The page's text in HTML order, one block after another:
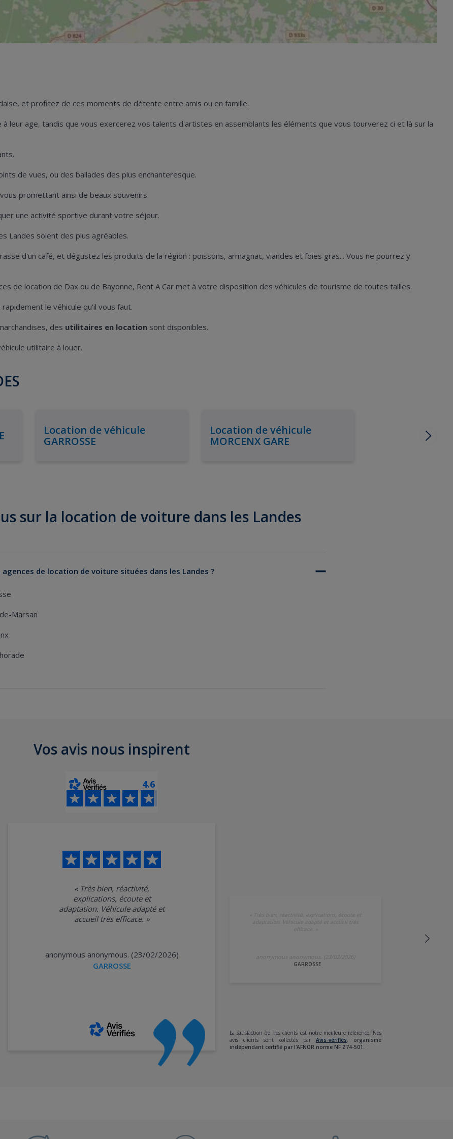
et profitez de ces moments de détente entre amis ou en famille.
leur age, tandis que vous exercerez vos talents d'artistes en assemblants les éléments que vous tourverez ci et là sur la
de vues, ou des ballades des plus enchanteresque.
promettant ainsi de beaux souvenirs.
une activité sportive durant votre séjour.
Landes soient des plus agréables.
d'un café, et dégustez les produits de la région : poissons, armagnac, viandes et foies gras... Vous ne pourrez y
de location de Dax ou de Bayonne, Rent A Car met à votre disposition des véhicules de tourisme de toutes tailles.
le véhicule qu'il vous faut.
des utilitaires en location sont disponibles.
utilitaire à louer.
Location de véhicule
GARROSSE
Location de véhicule
MORCENX GARE
sur la location de voiture dans les Landes
de location de voiture situées dans les Landes ?
Marsan
Vos avis nous inspirent
4.6
« Très bien, réactivité,
explications, écoute et
adaptation. Véhicule adapté et
accueil très efficace. »
anonymous anonymous. (23/02/2026)
GARROSSE
Très bien, réactivité, explications, écoute et
adaptation. Véhicule adapté et accueil très
efficace.
anonymous anonymous. (23/02/2026)
GARROSSE
La satisfaction de nos clients est notre meilleure référence. Nos
avis clients sont collectés par Avis-vérifiés, organisme
indépendant certifié par l'AFNOR norme NF Z74-501.